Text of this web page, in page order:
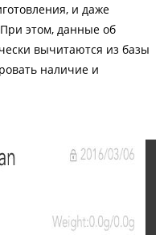
и даже
этом, данные об
вычитаются из базы
наличие и